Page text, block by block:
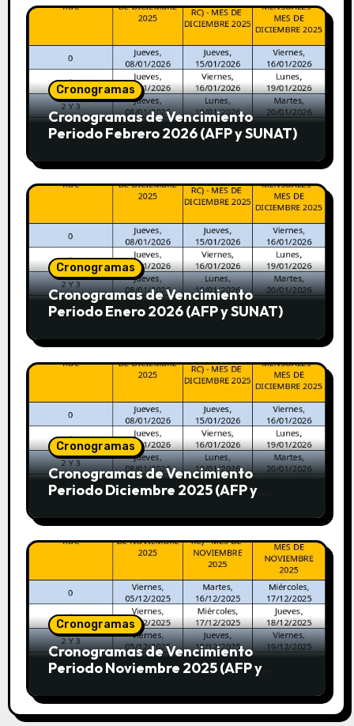
Cronogramas
Cronogramas de Vencimiento
Periodo Febrero 2026 (AFP y SUNAT)
Cronogramas
Cronogramas de Vencimiento
Periodo Enero 2026 (AFP y SUNAT)
Cronogramas
Cronogramas de Vencimiento
Periodo Diciembre 2025 (AFP y
Cronogramas
Cronogramas de Vencimiento
Periodo Noviembre 2025 (AFP y